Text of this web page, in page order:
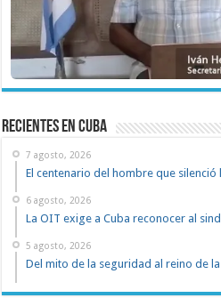
recientes en cuba
7 agosto, 2026
El centenario del hombre que
6 agosto, 2026
La OIT exige a Cuba reconocer al
5 agosto, 2026
Del mito de la seguridad al reino de